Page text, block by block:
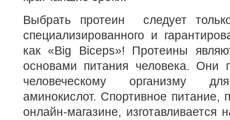
Выбрать протеин следует
специализированного и
как «Big Biceps»! Протеины
основами питания человека. Они
человеческому организму
аминокислот. Спортивное питание,
онлайн-магазине, изготавливается